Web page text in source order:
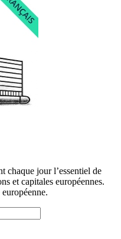
chaque jour l’essentiel de
et capitales européennes.